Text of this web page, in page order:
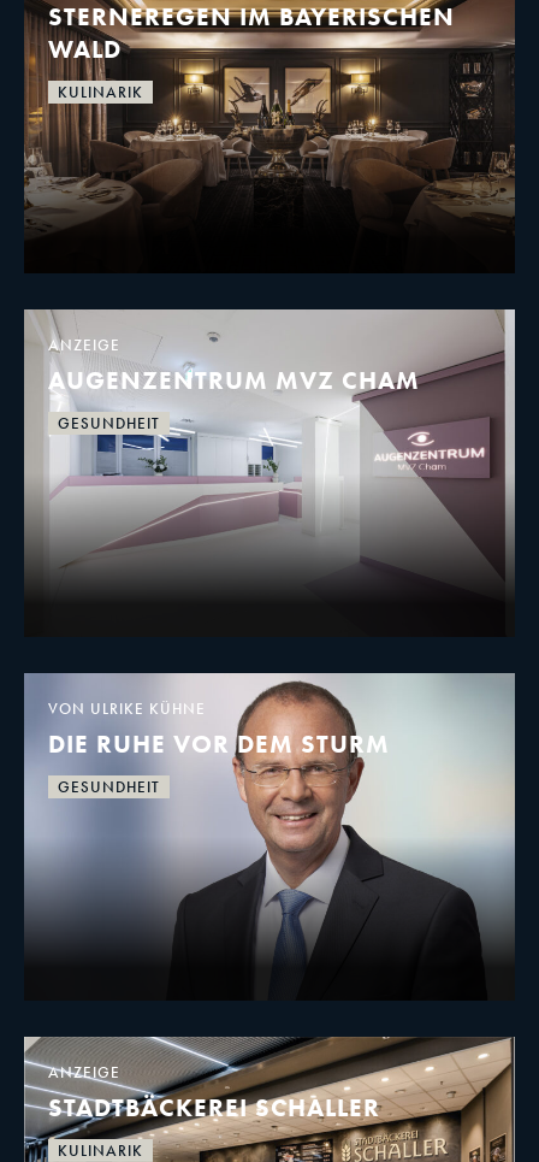
STERNEREGEN IM BAYERISCHEN
WALD
KULINARIK
ANZEIGE
AUGENZENTRUM MVZ CHAM
GESUNDHEIT
VON ULRIKE KÜHNE
DIE RUHE VOR DEM STURM
GESUNDHEIT
ANZEIGE
STADTBÄCKEREI SCHALLER
KULINARIK